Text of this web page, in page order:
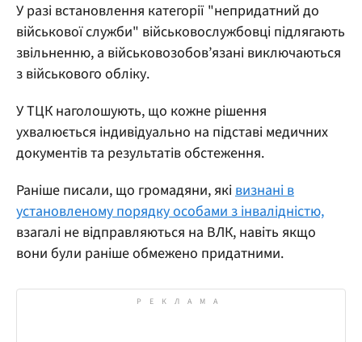
У разі встановлення категорії "непридатний до
військової служби" військовослужбовці підлягають
звільненню, а військовозобов’язані виключаються
з військового обліку.
У ТЦК наголошують, що кожне рішення
ухвалюється індивідуально на підставі медичних
документів та результатів обстеження.
Раніше писали, що громадяни, яківизнані в
установленому порядку особами з інвалідністю,
взагалі не відправляються на ВЛК, навіть якщо
вони були раніше обмежено придатними.